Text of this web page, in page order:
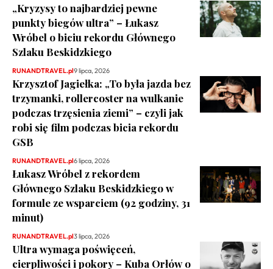
„Kryzysy to najbardziej pewne
punkty biegów ultra” – Łukasz
Wróbel o biciu rekordu Głównego
Szlaku Beskidzkiego
RUNANDTRAVEL.pl9 lipca, 2026
Krzysztof Jagiełka: „To była jazda bez
trzymanki, rollercoster na wulkanie
podczas trzęsienia ziemi” – czyli jak
robi się film podczas bicia rekordu
GSB
RUNANDTRAVEL.pl6 lipca, 2026
Łukasz Wróbel z rekordem
Głównego Szlaku Beskidzkiego w
formule ze wsparciem (92 godziny, 31
minut)
RUNANDTRAVEL.pl3 lipca, 2026
Ultra wymaga poświęceń,
cierpliwości i pokory – Kuba Orłów o